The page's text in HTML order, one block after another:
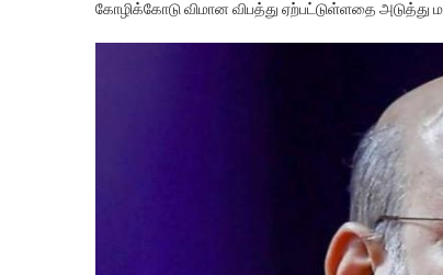
கோழிக்கோடு விமான விபத்து ஏற்பட்டுள்ளதை